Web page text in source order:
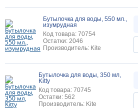
Бутылочка для воды, 550 мл.,
изумрудная
Код товара: 70754
Остатки: 2046
Производитель: Kite
Бутылочка для воды, 350 мл,
Kitty
Код товара: 70745
Остатки: 562
Производитель: Kite